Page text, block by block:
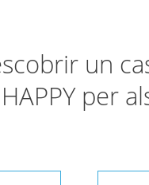
un
per